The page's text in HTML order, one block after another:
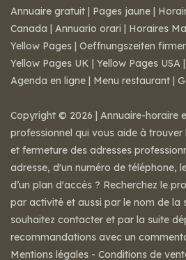
Annuaire gratuit | Pages jaune |
Canada | Annuario orari | Horaires
Yellow Pages | Oeffnungszeiten
Yellow Pages UK | Yellow Pages USA |
Agenda en ligne | Menu restaurant |
Copyright © 2026 | Annuaire-horaire
professionnel qui vous aide à trouver
et fermeture des adresses
adresse, d'un numéro de téléphone,
d’un plan d'accès ? Recherchez le
par activité et aussi par le nom de la
souhaitez contacter et par la suite
recommandations avec un
Mentions légales - Conditions de